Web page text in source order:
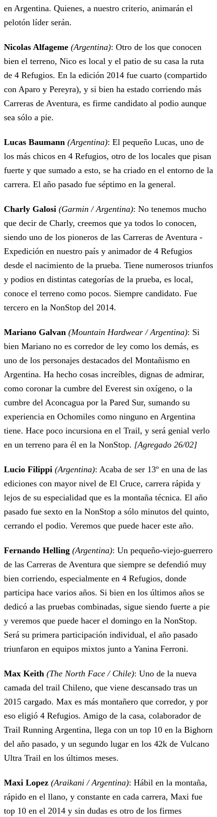
en Argentina. Quienes, a nuestro criterio, animarán el
pelotón líder serán.
Nicolas Alfageme (Argentina): Otro de los que conocen
bien el terreno, Nico es local y el patio de su casa la ruta
de 4 Refugios. En la edición 2014 fue cuarto (compartido
con Aparo y Pereyra), y si bien ha estado corriendo más
Carreras de Aventura, es firme candidato al podio aunque
sea sólo a pie.
Lucas Baumann (Argentina): El pequeño Lucas, uno de
los más chicos en 4 Refugios, otro de los locales que pisan
fuerte y que sumado a esto, se ha criado en el entorno de la
carrera. El año pasado fue séptimo en la general.
Charly Galosi (Garmin / Argentina): No tenemos mucho
que decir de Charly, creemos que ya todos lo conocen,
siendo uno de los pioneros de las Carreras de Aventura -
Expedición en nuestro país y animador de 4 Refugios
desde el nacimiento de la prueba. Tiene numerosos triunfos
y podios en distintas categorías de la prueba, es local,
conoce el terreno como pocos. Siempre candidato. Fue
tercero en la NonStop del 2014.
Mariano Galvan (Mountain Hardwear / Argentina): Si
bien Mariano no es corredor de ley como los demás, es
uno de los personajes destacados del Montañismo en
Argentina. Ha hecho cosas increíbles, dignas de admirar,
como coronar la cumbre del Everest sin oxígeno, o la
cumbre del Aconcagua por la Pared Sur, sumando su
experiencia en Ochomiles como ninguno en Argentina
tiene. Hace poco incursiona en el Trail, y será genial verlo
en un terreno para él en la NonStop. [Agregado 26/02]
Lucio Filippi (Argentina): Acaba de ser 13º en una de las
ediciones con mayor nivel de El Cruce, carrera rápida y
lejos de su especialidad que es la montaña técnica. El año
pasado fue sexto en la NonStop a sólo minutos del quinto,
cerrando el podio. Veremos que puede hacer este año.
Fernando Helling (Argentina): Un pequeño-viejo-guerrero
de las Carreras de Aventura que siempre se defendió muy
bien corriendo, especialmente en 4 Refugios, donde
participa hace varios años. Si bien en los últimos años se
dedicó a las pruebas combinadas, sigue siendo fuerte a pie
y veremos que puede hacer el domingo en la NonStop.
Será su primera participación individual, el año pasado
triunfaron en equipos mixtos junto a Yanina Ferroni.
Max Keith (The North Face / Chile): Uno de la nueva
camada del trail Chileno, que viene descansado tras un
2015 cargado. Max es más montañero que corredor, y por
eso eligió 4 Refugios. Amigo de la casa, colaborador de
Trail Running Argentina, llega con un top 10 en la Bighorn
del año pasado, y un segundo lugar en los 42k de Vulcano
Ultra Trail en los últimos meses.
Maxi Lopez (Araikani / Argentina): Hábil en la montaña,
rápido en el llano, y constante en cada carrera, Maxi fue
top 10 en el 2014 y sin dudas es otro de los firmes